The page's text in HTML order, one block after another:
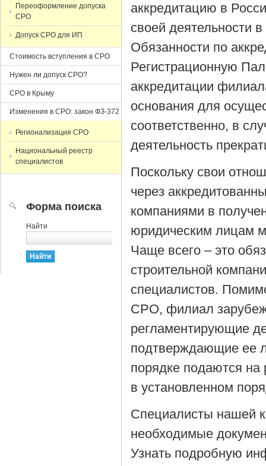
аккредитацию в
своей деятельности
Обязанности по
Регистрационную
аккредитации
основания для
соответственно, в
деятельность
Поскольку свои
через
компаниями в
юридическим лицам
Чаще всего – это
строительной
специалистов.
СРО, филиал
регламентирующие
подтверждающие ее
порядке подаются на
в установленном
Специалисты нашей
необходимые
Узнать подробную
Переоформление допуска
СРО
Допуск СРО для ИП
Стоимость вступления в СРО
Нужен ли допуск СРО?
СРО в Крыму
Изменения в СРО: закон ФЗ-372
Регионализация СРО
Национальный реестр
специалистов
Форма поиска
Найти